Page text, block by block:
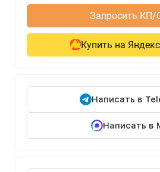
Запросить КП/
Купить на
Написать в
Написать в